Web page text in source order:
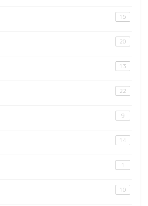
15
20
13
22
9
14
1
10